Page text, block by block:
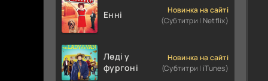
Енні
Новинка на сайті
(Субтитри | Netflix)
Леді у
фургоні
Новинка на сайті
(Субтитри | iTunes)